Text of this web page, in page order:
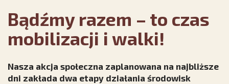
Bądźmy razem – to czas
mobilizacji i walki!
Nasza akcja społeczna zaplanowana na najbliższe
dni zakłada dwa etapy działania środowisk